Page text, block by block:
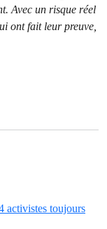
Avec un risque réel
ont fait leur preuve,